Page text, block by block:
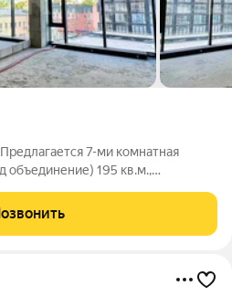
7-ми комнатная
объединение) 195 кв.м.,
без отделки, что позволяет